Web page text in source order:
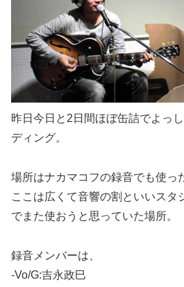
昨日今日と2日間ほぼ缶詰でよっ
ディング。
場所はナカマコフの録音でも使っ
ここは広くて音響の割といいスタ
でまた使おうと思っていた場所。
録音メンバーは、
-Vo/G:吉永政巳